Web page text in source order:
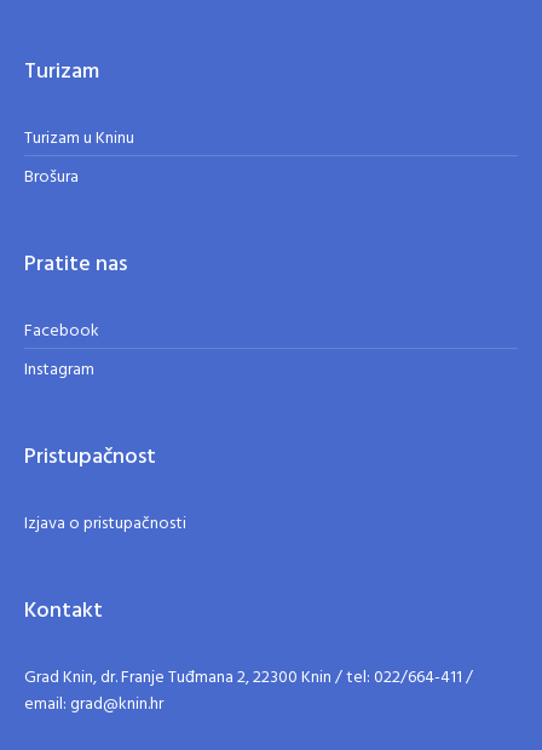
Turizam
Turizam u Kninu
Brošura
Pratite nas
Facebook
Instagram
Pristupačnost
Izjava o pristupačnosti
Kontakt
Grad Knin, dr. Franje Tuđmana 2, 22300 Knin / tel: 022/664-411 /
email: grad@knin.hr